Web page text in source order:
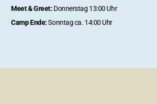
Meet & Greet: Donnerstag 13:00 Uhr
Camp Ende:Sonntag ca. 14:00 Uhr